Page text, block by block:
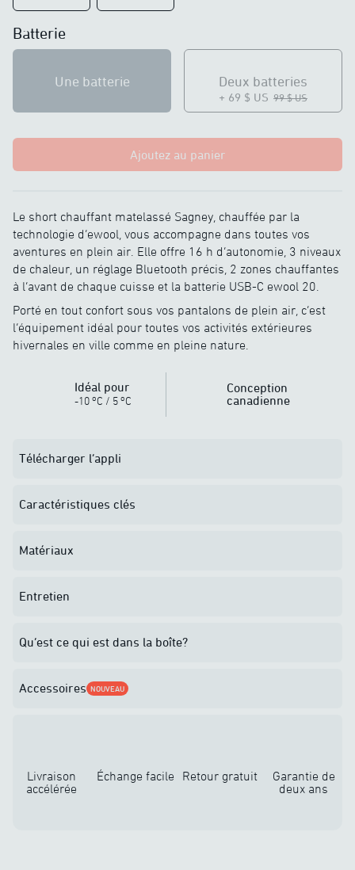
Batterie
Une batterie Deux batteries
+ 69 $ US 99 $ US
Ajoutez au panier
Le short chauffant matelassé Sagney, chauffée par la
technologie d’ewool, vous accompagne dans toutes vos
aventures en plein air. Elle offre 16 h d’autonomie, 3 niveaux
de chaleur, un réglage Bluetooth précis, 2 zones chauffantes
à l’avant de chaque cuisse et la batterie USB-C ewool 20.
Porté en tout confort sous vos pantalons de plein air, c’est
l’équipement idéal pour toutes vos activités extérieures
hivernales en ville comme en pleine nature.
Idéal pour
-10 oC / 5 oC
Conception
canadienne
Télécharger l’appli
Caractéristiques clés
Matériaux
Entretien
Qu’est ce qui est dans la boîte?
Accessoires NOUVEAU
Livraison
accélérée
Échange facile Retour gratuit
Garantie de
deux ans